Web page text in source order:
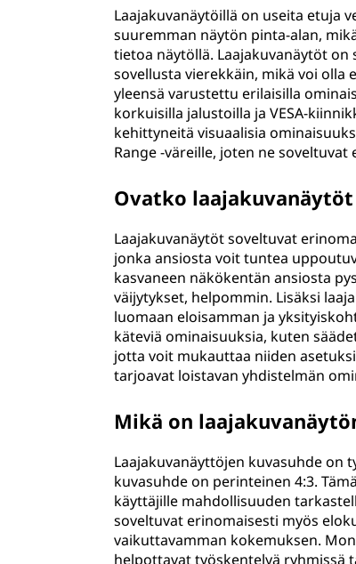
Laajakuvanäytöillä on useita etuja
suuremman näytön pinta-alan,
tietoa näytöllä. Laajakuvanäytöt
sovellusta vierekkäin, mikä voi olla
yleensä varustettu erilaisilla
korkuisilla jalustoilla ja VESA-
kehittyneitä visuaalisia
Range -väreille, joten ne
Ovatko
Laajakuvanäytöt soveltuvat
jonka ansiosta voit tuntea
kasvaneen näkökentän ansiosta
väijytykset, helpommin. Lisäksi
luomaan eloisamman ja
käteviä ominaisuuksia, kuten
jotta voit mukauttaa niiden
tarjoavat loistavan yhdistelmän
Mikä on
Laajakuvanäyttöjen kuvasuhde on
kuvasuhde on perinteinen 4:3.
käyttäjille mahdollisuuden
soveltuvat erinomaisesti myös
vaikuttavamman kokemuksen.
helpottavat työskentelyä ryhmissä